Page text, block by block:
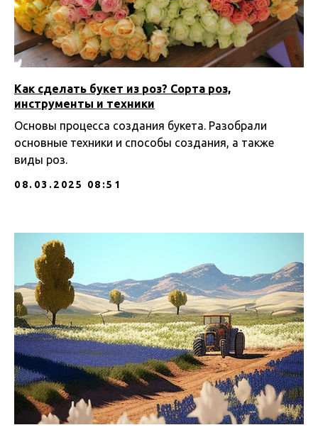
Как сделать букет из роз? Сорта роз,
инструменты и техники
Основы процесса создания букета. Разобрали
основные техники и способы создания, а также
виды роз.
08.03.2025 08:51